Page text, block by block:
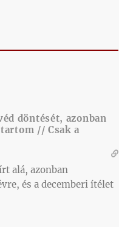
döntését, azonban
// Csak a
alá, azonban
és a decemberi ítélet